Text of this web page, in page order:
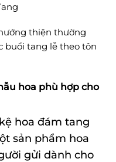
thiện thường
buổi tang lễ theo tôn
hoa phù hợp cho
hoa đám tang
sản phẩm hoa
gửi dành cho